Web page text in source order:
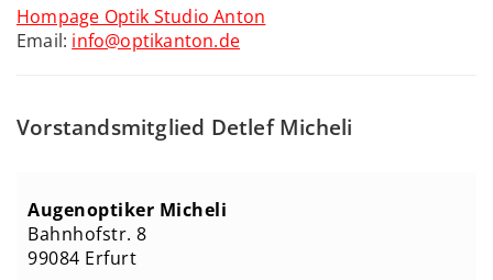
Hompage Optik Studio Anton
Email: info@optikanton.de
Vorstandsmitglied Detlef Micheli
Augenoptiker Micheli
Bahnhofstr. 8
99084 Erfurt